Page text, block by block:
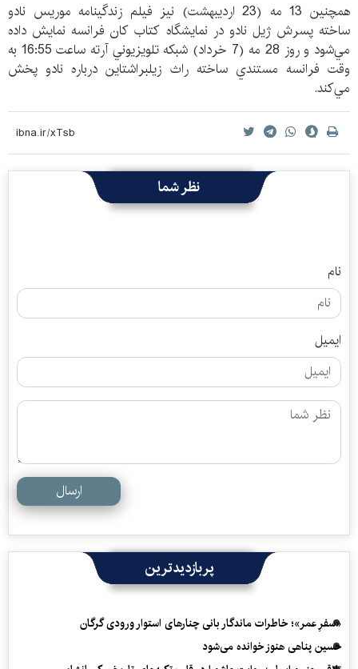
همچنين 13 مه (23 ارديبهشت) نيز فيلم زندگينامه موريس نادو
ساخته پسرش ژيل نادو در نمايشگاه كتاب كان فرانسه نمايش داده
مي‌شود و روز 28 مه (7 خرداد) شبكه تلويزيوني آرته ساعت 16:55 به
وقت فرانسه مستندي ساخته راث زيلبراشتاين درباره نادو پخش
مي‌كند.
نظر شما
نام
ایمیل
ارسال
پربازدیدترین
«سفرِ عمر»؛ خاطرات ماندگار بانی چنارهای استوار ورودی گرگان
حسین پناهی هنوز خوانده می‌شود